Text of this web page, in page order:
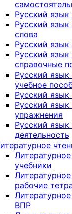
Русский
Русский
слова
Русский
Русский язык
справочные
Русский
учебное
Русский
Русский язык
упражнения
Русский язык
деятельность
учебники
рабочие
ВПР